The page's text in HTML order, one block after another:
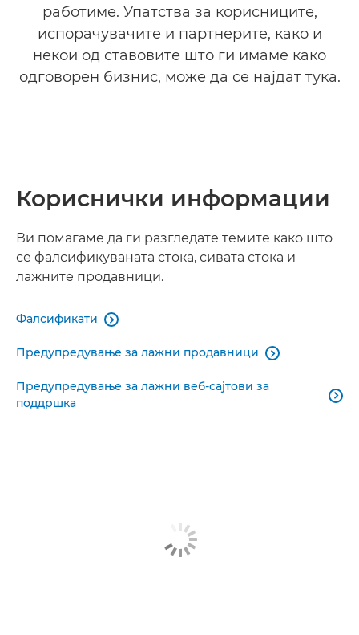
работиме. Упатства за корисниците,
испорачувачите и партнерите, како и
некои од ставовите што ги имаме како
одговорен бизнис, може да се најдат тука.
Кориснички информации
Ви помагаме да ги разгледате темите како што
се фалсификуваната стока, сивата стока и
лажните продавници.
Фалсификати 
Предупредување за лажни продавници 
Предупредување за лажни веб-сајтови за
поддршка
